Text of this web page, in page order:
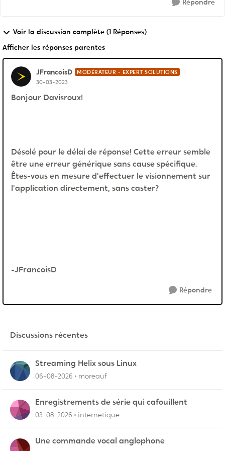
Répondre
Voir la discussion complète (1 Réponses)
Afficher les réponses parentes
JFrancoisD MODÉRATEUR - EXPERT SOLUTIONS
30-03-2023
Bonjour Davisroux!
Désolé pour le délai de réponse! Cette erreur semble
être une erreur générique sans cause spécifique.
Êtes-vous en mesure d'effectuer le visionnement sur
l'application directement, sans caster?
-JFrancoisD
Répondre
Discussions récentes
Streaming Helix sous Linux
06-08-2026 moreauf
Enregistrements de série qui cafouillent
03-08-2026 internetique
Une commande vocal anglophone